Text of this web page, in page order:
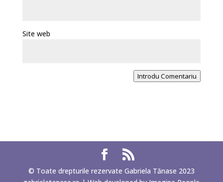
Site web
Introdu Comentariu
© Toate drepturile rezervate Gabriela Tănase 2023